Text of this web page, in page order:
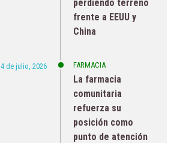
perdiendo terreno
frente a EEUU y
China
4 de julio, 2026 FARMACIA
La farmacia
comunitaria
refuerza su
posición como
punto de atención